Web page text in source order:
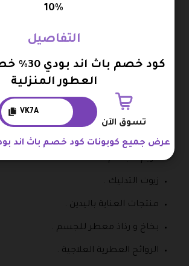
الشاور جل .
مقشر للجسم .
لوشن للجسم .
كريم للجسم .
زيوت التدليك .
منتجات العناية باليدين .
بخاخ و رذاذ معطر للجسم .
الروائح العطرية العلاجية .
10%
التفاصيل
كود خصم
العطور المنزلية
تسوق الآن
VK7A
عرض جميع كوبونات كود خصم باث اند بودي